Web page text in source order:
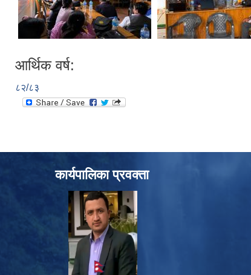
आर्थिक वर्ष:
८२/८३
कार्यपालिका प्रवक्ता